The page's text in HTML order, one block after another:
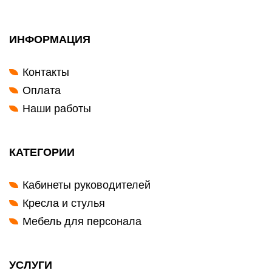
ИНФОРМАЦИЯ
Контакты
Оплата
Наши работы
КАТЕГОРИИ
Кабинеты руководителей
Кресла и стулья
Мебель для персонала
УСЛУГИ